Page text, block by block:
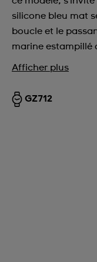
silicone bleu mat
boucle et le
marine estampillé
Afficher plus
GZ712